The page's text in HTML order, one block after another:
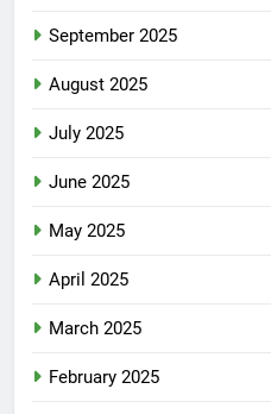
September 2025
August 2025
July 2025
June 2025
May 2025
April 2025
March 2025
February 2025